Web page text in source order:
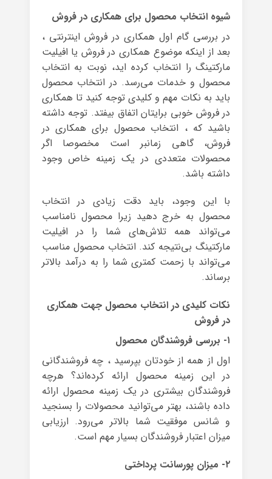
شیوه انتخاب محصول برای همکاری در فروش
در بررسی گام اول همکاری در فروش اینترنتی ،
بعد از اینکه موضوع همکاری در فروش یا افیلیت
مارکتینگ را انتخاب کرده اید، نوبت به انتخاب
محصول و خدمات می‌رسد. در انتخاب محصول
باید به نکات مهم و کلیدی توجه کنید تا همکاری
در فروش خوبی برایتان اتفاق بیفتد. توجه داشته
باشید که ، انتخاب محصول برای همکاری در
فروش، گاهی زمانبر است مخصوصا اگر
محصولات متعددی در یک زمینه خاص وجود
داشته باشد.
با این وجود، باید دقت زیادی در انتخاب
محصول به خرج دهید زیرا محصول نامناسب
می‌تواند همه تلاش‌های شما را در افیلیت
مارکتینگ بی‌نتیجه کند. انتخاب محصول مناسب
می‌تواند با زحمت کمتری شما را به درآمد بالاتر
برساند.
نکات کلیدی در انتخاب محصول جهت همکاری
در فروش
۱- بررسی فروشندگان محصول
اول از همه از خودتان بپرسید ، چه فروشندگانی
در این زمینه محصول ارائه کرده‌اند؟ هرچه
فروشندگان بیشتری در یک زمینه محصول ارائه
داده باشند، بهتر می‌توانید محصولات را بسنجید
و شانس موفقیت شما بالاتر می‌رود. ارزیابی
میزان اعتبار فروشندگان بسیار مهم است.
۲- میزان پورسانت پرداختی